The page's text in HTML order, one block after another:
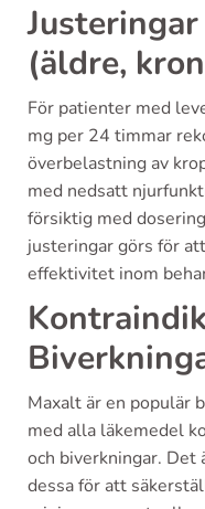
(äldre,
För patienter med
mg per 24 timmar
överbelastning av
med nedsatt
försiktig med
justeringar görs för
effektivitet inom
Maxalt är en populär
med alla läkemedel
och biverkningar.
dessa för att